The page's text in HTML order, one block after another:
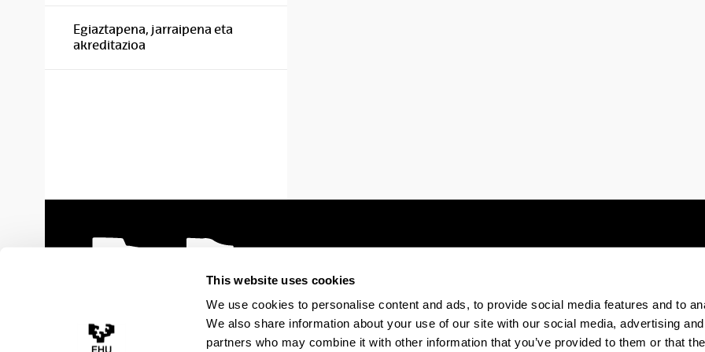
This website uses cookies
We use cookies to personalise content and ads, to provide social media features and to
We also share information about your use of our site with our social media, advertising
partners who may combine it with other information that you’ve provided to them or that
Egiaztapena, jarraipena eta
akreditazioa
The EHU in Tiktok
The EHU inThe